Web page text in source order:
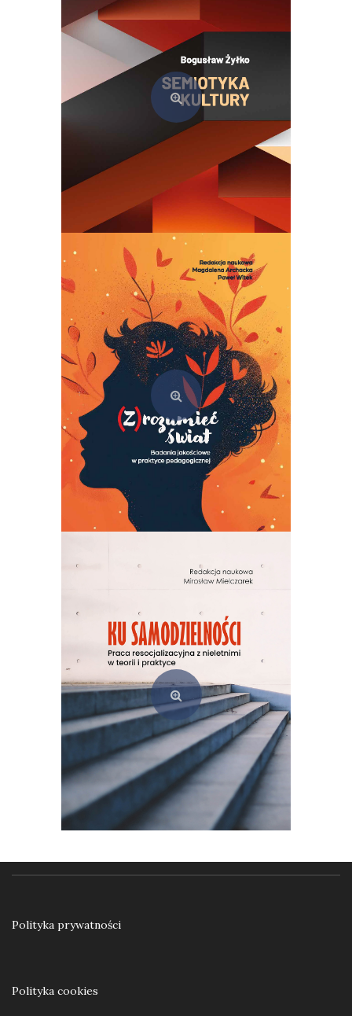
Semiotyka kultury. Teoria i praktyka szkoły tartusko-moskiewskiej
69,00zł
Dodaj do koszyka
(Z)rozumieć świat. Badania jakościowe w praktyce pedagogicznej
Dodaj do koszyka
Dodaj do koszyka
Polityka prywatności
Polityka cookies